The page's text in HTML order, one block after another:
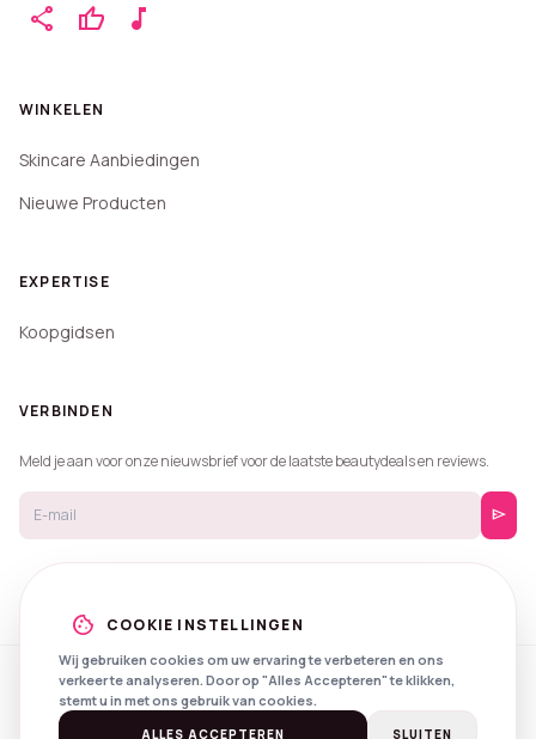
share thumb_up music_note
WINKELEN
Skincare Aanbiedingen
Nieuwe Producten
EXPERTISE
Koopgidsen
VERBINDEN
Meld je aan voor onze nieuwsbrief voor de laatste beautydeals en reviews.
send
© 2026 Beautyprijzen.
Created with
byNXS Digital
SpotlightsPrivacyVoorwaarden
cookie COOKIE INSTELLINGEN
Wij gebruiken cookies om uw ervaring te verbeteren en ons
verkeer te analyseren. Door op "Alles Accepteren" te klikken,
stemt u in met ons gebruik van cookies.
ALLES ACCEPTEREN SLUITEN